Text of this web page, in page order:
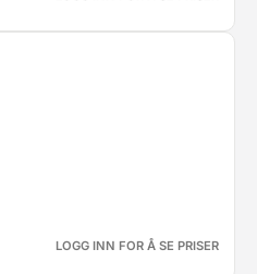
LOGG INN FOR Å SE PRISER